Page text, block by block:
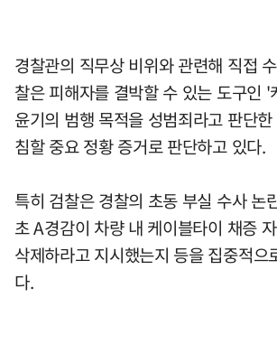
경찰관의 직무상 비위와 관련해 직접
찰은 피해자를 결박할 수 있는 도구인
윤기의 범행 목적을 성범죄라고 판단
침할 중요 정황 증거로 판단하고 있다.
특히 검찰은 경찰의 초동 부실 수사 논
초 A경감이 차량 내 케이블타이 채증
삭제하라고 지시했는지 등을 집중적으
다.